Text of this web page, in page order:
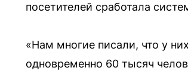
посетителей сработала
«Нам многие писали, что у
одновременно 60 тысяч